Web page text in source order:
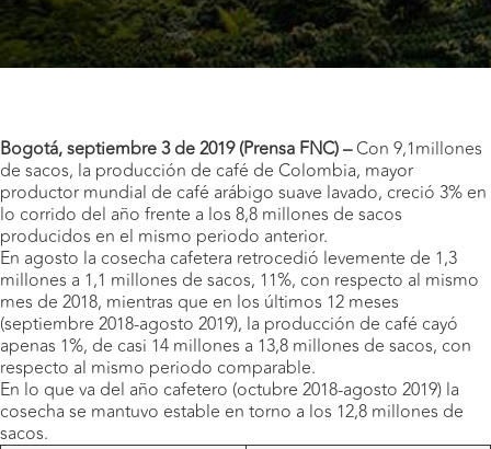
Bogotá, septiembre 3 de 2019 (Prensa FNC) –Con 9,1millones
de sacos, la producción de café de Colombia, mayor
productor mundial de café arábigo suave lavado, creció 3% en
lo corrido del año frente a los 8,8 millones de sacos
producidos en el mismo periodo anterior.
En agosto la cosecha cafetera retrocedió levemente de 1,3
millones a 1,1 millones de sacos, 11%, con respecto al mismo
mes de 2018, mientras que en los últimos 12 meses
(septiembre 2018-agosto 2019), la producción de café cayó
apenas 1%, de casi 14 millones a 13,8 millones de sacos, con
respecto al mismo periodo comparable.
En lo que va del año cafetero (octubre 2018-agosto 2019) la
cosecha se mantuvo estable en torno a los 12,8 millones de
sacos.